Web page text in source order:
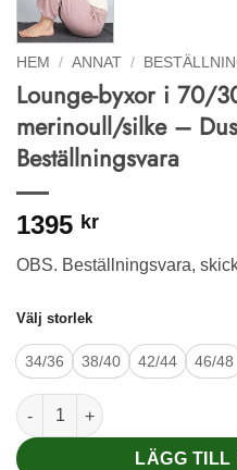
HEM / ANNAT /
Lounge-byxor i 70/
merinoull/silke –
Beställningsvara
1395 kr
OBS. Beställningsvara,
Välj storlek
34/36 38/40 42/44 46/48
Lounge-byxor i 70/30
LÄGG TILL